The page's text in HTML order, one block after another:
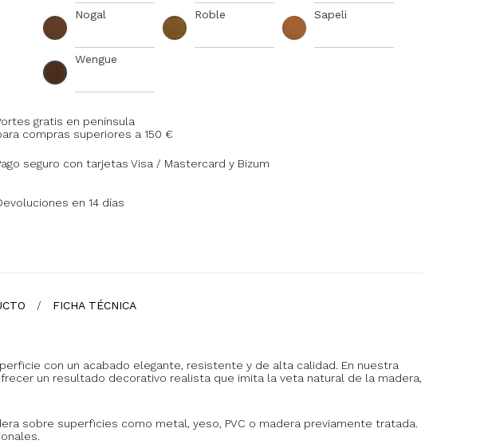
Nogal Roble Sapeli
Wengue
gratis en península
compras superiores a 150 €
seguro con tarjetas Visa / Mastercard y Bizum
en 14 días
FICHA TÉCNICA
con un acabado elegante, resistente y de alta calidad. En nuestra
un resultado decorativo realista que imita la veta natural de la madera,
sobre superficies como metal, yeso, PVC o madera previamente tratada.